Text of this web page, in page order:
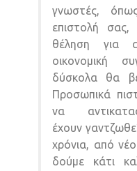
γνωστές,
επιστολή σας,
θέληση για
οικονομική
δύσκολα θα
Προσωπικά
να
έχουν
χρόνια, από
δούμε κάτι